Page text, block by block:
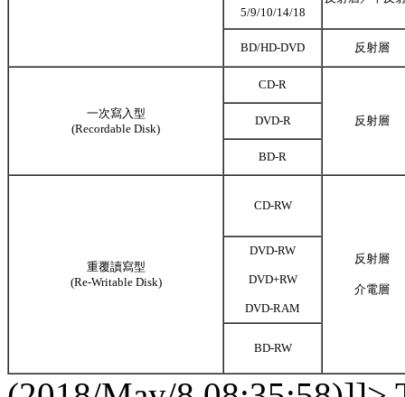
5/9/10/14/18
BD/HD-DVD 反射層
一次寫入型
(Recordable Disk)
CD-R
反射層
DVD-R
BD-R
重覆讀寫型
(Re-Writable Disk)
CD-RW
反射層
介電層
DVD-RW
DVD+RW
DVD-RAM
BD-RW